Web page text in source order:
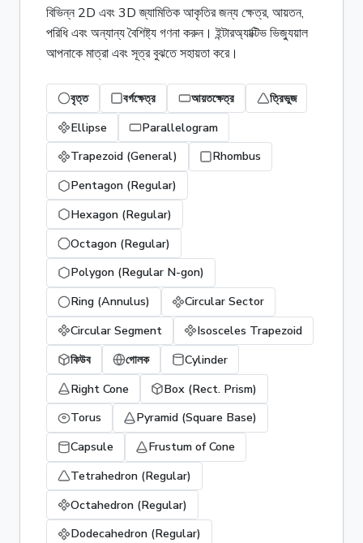
বিভিন্ন 2D এবং 3D জ্যামিতিক আকৃতির জন্য ক্ষেত্র, আয়তন,
পরিধি এবং অন্যান্য বৈশিষ্ট্য গণনা করুন। ইন্টারঅ্যাক্টিভ ভিজ্যুয়াল
আপনাকে মাত্রা এবং সূত্র বুঝতে সহায়তা করে।
বৃত্ত বর্গক্ষেত্র আয়তক্ষেত্র
ত্রিভুজ
Ellipse
Parallelogram
Trapezoid (General)
Rhombus
Pentagon (Regular)
Hexagon (Regular)
Octagon (Regular)
Polygon (Regular N-gon)
Ring (Annulus)
Circular Sector
Circular Segment
Isosceles Trapezoid
কিউব
গোলক
Cylinder
Right Cone
Box (Rect. Prism)
Torus
Pyramid (Square Base)
Capsule
Frustum of Cone
Tetrahedron (Regular)
Octahedron (Regular)
Dodecahedron (Regular)